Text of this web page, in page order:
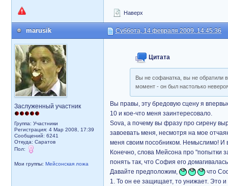
Наверх
marusik Суббота, 14 февраля 2009, 14:45:36
Заслуженный участник
Группа: Участники
Регистрация: 4 Мар 2008, 17:39
Сообщений: 6241
Откуда: Саратов
Пол:
Мои группы: Мейсонская ложа
Цитата
Вы не софанатка, вы не обратили
момент - он был настолько
Вы правы, эту бредовую сцену я
10 и кое-что меня заинтересовало.
Sova, а почему вы фразу про сирену
завоевать меня, несмотря на мое
меня своим пособником. Немыслимо! И
Конечно, слова Мейсона про "попытки
понять так, что София его
Давайте предположим,
что
1. То он ее защищает, то унижает. Это